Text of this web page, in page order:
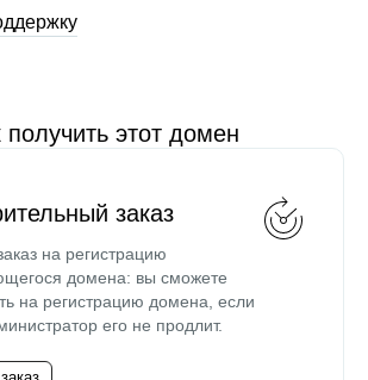
получить этот домен
заказ
на регистрацию
домена: вы сможете
на регистрацию домена, если
его не продлит.